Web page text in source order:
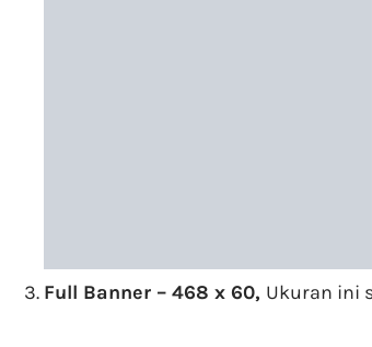
Full Banner – 468 x 60, Ukuran ini